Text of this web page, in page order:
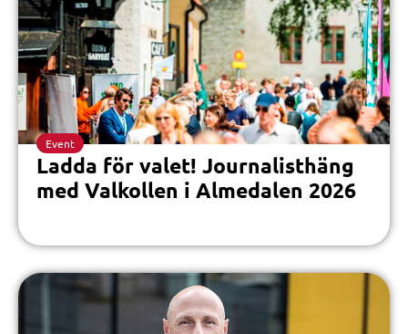
Event
Ladda för valet! Journalisthäng
med Valkollen i Almedalen 2026